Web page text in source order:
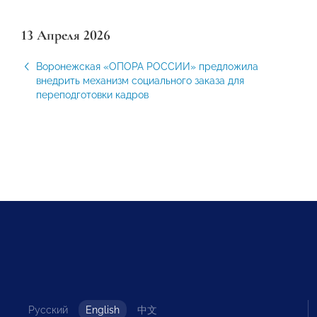
13 Апреля 2026
Воронежская «ОПОРА РОССИИ» предложила
внедрить механизм социального заказа для
переподготовки кадров
Русский English 中文